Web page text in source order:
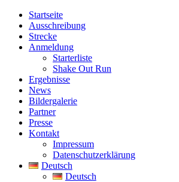
Startseite
Ausschreibung
Strecke
Anmeldung
Starterliste
Shake Out Run
Ergebnisse
News
Bildergalerie
Partner
Presse
Kontakt
Impressum
Datenschutzerklärung
Deutsch
Deutsch